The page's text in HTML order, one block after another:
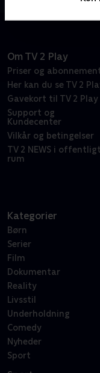
Om TV 2 Play
Priser og
Her kan du se TV 2
Gavekort til TV 2 Play
Support og
Kundecenter
Vilkår og betingelser
TV 2 NEWS i offentligt
rum
Kategorier
Børn
Serier
Film
Dokumentar
Reality
Livsstil
Underholdning
Comedy
Nyheder
Sport